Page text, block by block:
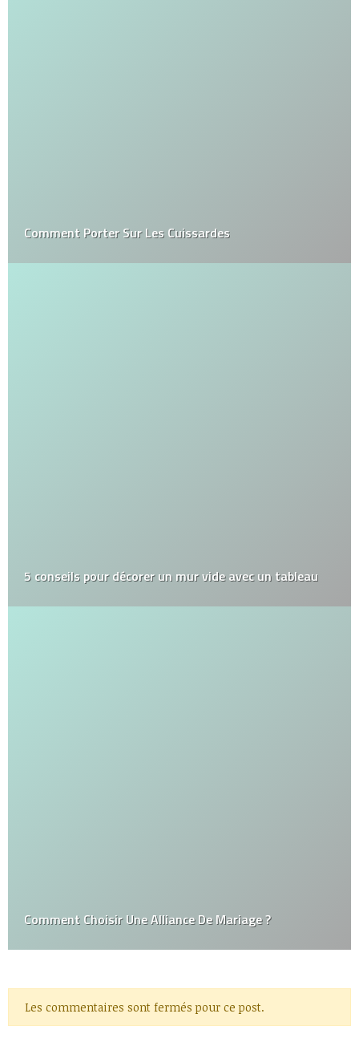
Comment Porter Sur Les Cuissardes
5 conseils pour décorer un mur vide avec un tableau
Comment Choisir Une Alliance De Mariage ?
Les commentaires sont fermés pour ce post.